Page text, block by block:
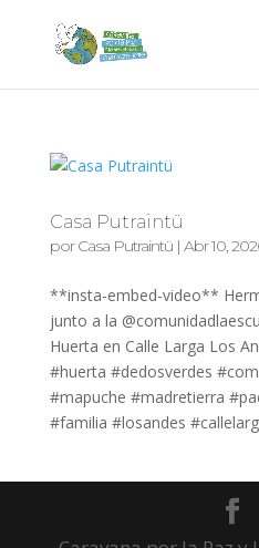
Casa Putraintü
porCasa Putraintü| Abr 10,
**insta-embed-video**
junto a la
Huerta en Calle Larga Los
#huerta #dedosverdes
#mapuche #madretierra
#familia #losandes